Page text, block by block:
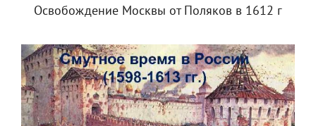
Освобождение Москвы от Поляков в 1612 г